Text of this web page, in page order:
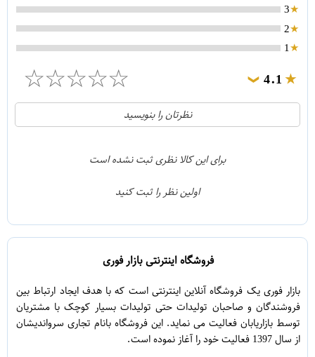
3
2
1
4.1
❯
☆
☆
☆
☆
☆
21
1
نظرتان را بنویسید
برای این کالا نظری ثبت نشده است
اولین نظر را ثبت کنید
فروشگاه اینترنتی بازار فوری
بازار فوری یک فروشگاه آنلاین اینترنتی است که با هدف ایجاد ارتباط بین
فروشندگان و صاحبان تولیدات حتی تولیدات بسیار کوچک با مشتریان
توسط بازاریابان فعالیت می نماید. این فروشگاه بانام تجاری سرواندیشان
از سال 1397 فعالیت خود را آغاز نموده است.